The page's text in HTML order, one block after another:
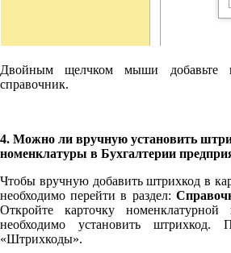
Двойным щелчком мыши добавьте
справочник.
4. Можно ли вручную установить
номенклатуры в Бухгалтерии
Чтобы вручную добавить штрихкод в
необходимо перейти в раздел:
Откройте карточку
необходимо установить штрихкод.
«Штрихкоды».